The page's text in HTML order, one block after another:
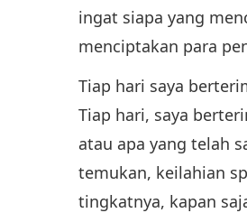
ingat siapa yang
menciptakan para
Tiap hari saya
Tiap hari, saya
atau apa yang telah
temukan, keilahian
tingkatnya, kapan